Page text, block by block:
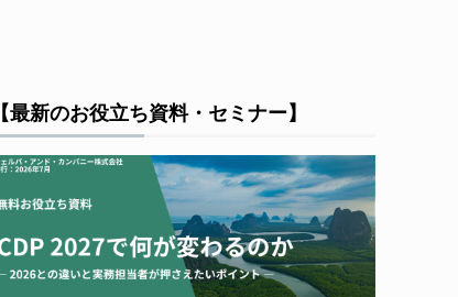
【最新のお役立ち資料・セミナー】